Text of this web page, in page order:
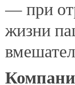
— при
жизни